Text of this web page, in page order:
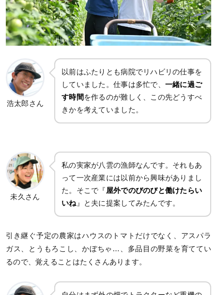
浩太郎さん
以前はふたりとも病院でリハビリの仕事を
していました。仕事は多忙で、 一緒に過ご
す時間 を作るのが難しく、この先どうすべ
きかを考えていました。
未久さん
私の実家が八雲の漁師なんです。それもあ
って一次産業には以前から興味がありまし
た。そこで『屋外でのびのびと働けたらい
いね 』と夫に提案してみたんです。
引き継ぐ予定の農家はハウスのトマトだけでなく、アスパラ
ガス、とうもろこし、かぼちゃ…、多品目の野菜を育ててい
るので、覚えることはたくさんあります。